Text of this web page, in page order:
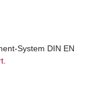
System DIN EN